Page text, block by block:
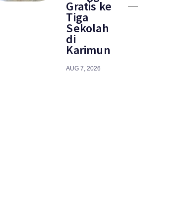
Gratis ke
Tiga
Sekolah
di
Karimun
AUG 7, 2026